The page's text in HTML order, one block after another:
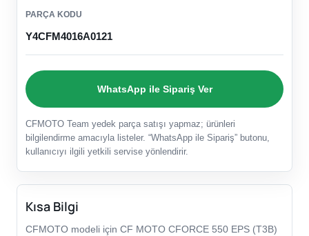
PARÇA KODU
Y4CFM4016A0121
WhatsApp ile Sipariş Ver
CFMOTO Team yedek parça satışı yapmaz; ürünleri
bilgilendirme amacıyla listeler. “WhatsApp ile Sipariş” butonu,
kullanıcıyı ilgili yetkili servise yönlendirir.
Kısa Bilgi
CFMOTO modeli için CF MOTO CFORCE 550 EPS (T3B)